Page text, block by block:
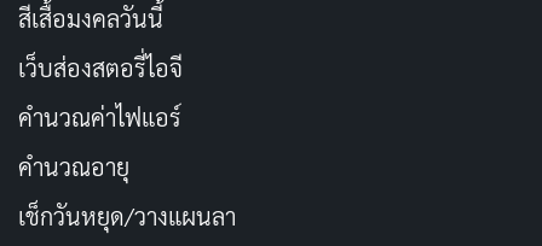
รูปแบบการทำงานของ API (Client–
Server Model)
API จะมีการสื่อสารแบบไคลเอ็นต์-เซิร์ฟเวอร์ (Client–
Server) ซึ่งหมายความว่ามี “ผู้ขอ” กับ “ผู้ให้” อยู่เสมอ
สีเสื้อมงคลวันนี้
เว็บส่องสตอรี่ไอจี
คำนวณค่าไฟแอร์
คำนวณอายุ
เช็กวันหยุด/วางแผนลา